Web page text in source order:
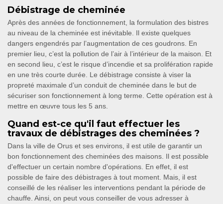
Débistrage de cheminée
Après des années de fonctionnement, la formulation des bistres
au niveau de la cheminée est inévitable. Il existe quelques
dangers engendrés par l’augmentation de ces goudrons. En
premier lieu, c’est la pollution de l’air à l’intérieur de la maison. Et
en second lieu, c’est le risque d’incendie et sa prolifération rapide
en une très courte durée. Le débistrage consiste à viser la
propreté maximale d’un conduit de cheminée dans le but de
sécuriser son fonctionnement à long terme. Cette opération est à
mettre en œuvre tous les 5 ans.
Quand est-ce qu'il faut effectuer les
travaux de débistrages des cheminées ?
Dans la ville de Orus et ses environs, il est utile de garantir un
bon fonctionnement des cheminées des maisons. Il est possible
d'effectuer un certain nombre d'opérations. En effet, il est
possible de faire des débistrages à tout moment. Mais, il est
conseillé de les réaliser les interventions pendant la période de
chauffe. Ainsi, on peut vous conseiller de vous adresser à